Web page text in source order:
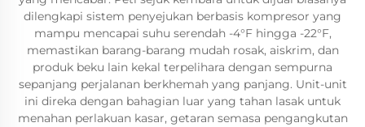
dilengkapi sistem penyejukan berbasis kompresor yang
mampu mencapai suhu serendah -4°F hingga -22°F,
memastikan barang-barang mudah rosak, aiskrim, dan
produk beku lain kekal terpelihara dengan sempurna
sepanjang perjalanan berkhemah yang panjang. Unit-unit
ini direka dengan bahagian luar yang tahan lasak untuk
menahan perlakuan kasar, getaran semasa pengangkutan